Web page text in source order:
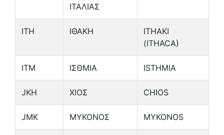
ΙΤΑΛΙΑΣ
ITH ΙΘΑΚΗ
ITHAKI
(ITHACA)
ITM ΙΣΘΜΙΑ ISTHMIA
JKH ΧΙΟΣ CHIOS
JMK ΜΥΚΟΝΟΣ MYKONOS